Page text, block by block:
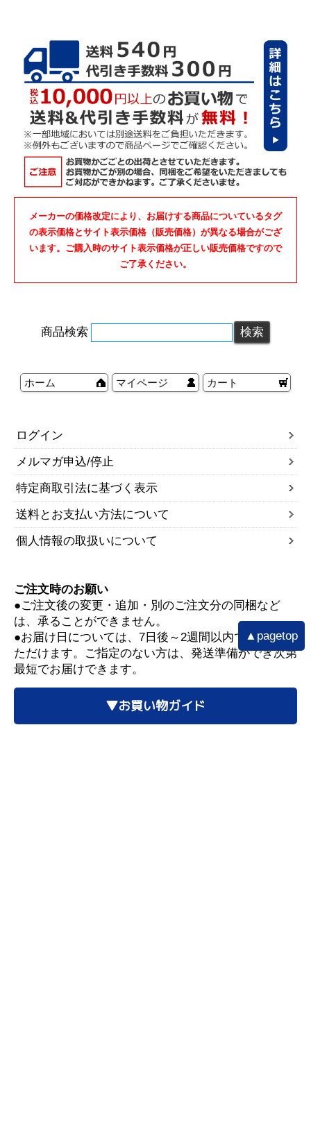
メーカーの価格改定により、お届けする商品についているタグ
の表示価格とサイト表示価格（販売価格）が異なる場合がござ
います。ご購入時のサイト表示価格が正しい販売価格ですので
ご了承ください。
商品検索
ホーム マイページ カート
ログイン
メルマガ申込/停止
特定商取引法に基づく表示
送料とお支払い方法について
個人情報の取扱いについて
ご注文時のお願い
●ご注文後の変更・追加・別のご注文分の同梱など
は、承ることができません。
●お届け日については、7日後～2週間以内でご指定い
ただけます。ご指定のない方は、発送準備ができ次第
最短でお届けできます。
▼お買い物ガイド
▲pagetop